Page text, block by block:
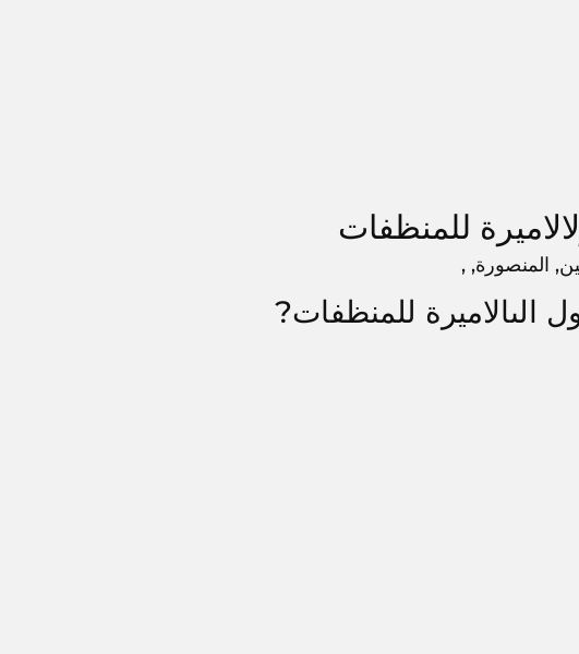
للمنظفات
المنصورة, ,
الىالاميرة للمنظفات?